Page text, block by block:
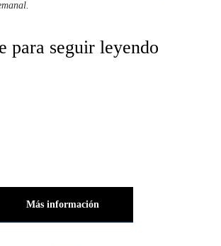
.
para seguir leyendo
Más información